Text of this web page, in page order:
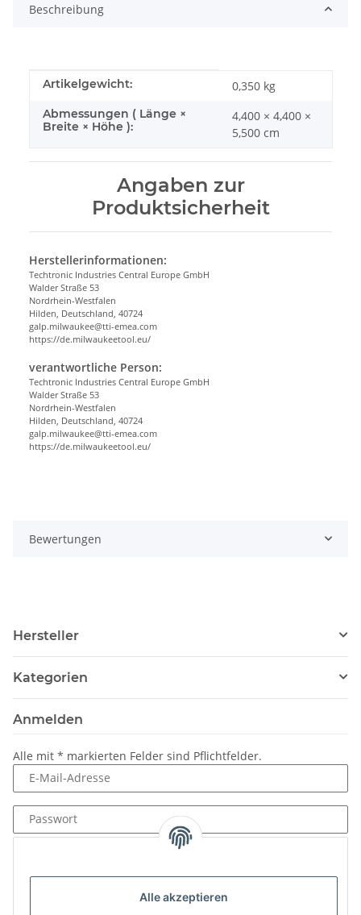
Alle akzeptieren
Beschreibung
Produkteigenschaft
Wert
Artikelgewicht: 0,350 kg
Abmessungen ( Länge ×
Breite × Höhe ):
4,400 × 4,400 ×
5,500 cm
Angaben zur
Produktsicherheit
Herstellerinformationen:
Techtronic Industries Central Europe GmbH
Walder Straße 53
Nordrhein-Westfalen
Hilden, Deutschland, 40724
galp.milwaukee@tti-emea.com
https://de.milwaukeetool.eu/
verantwortliche Person:
Techtronic Industries Central Europe GmbH
Walder Straße 53
Nordrhein-Westfalen
Hilden, Deutschland, 40724
galp.milwaukee@tti-emea.com
https://de.milwaukeetool.eu/
Bewertungen
Hersteller
Kategorien
Anmelden
Alle mit * markierten Felder sind Pflichtfelder.
E-Mail-Adresse
Passwort